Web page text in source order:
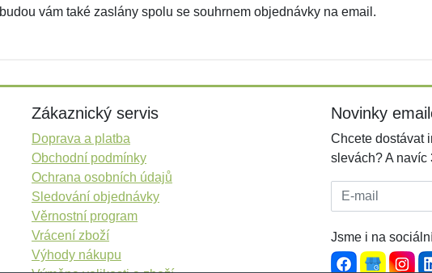
vám také zaslány spolu se souhrnem objednávky na email.
Zákaznický servis
Doprava a platba
Obchodní podmínky
Ochrana osobních údajů
Sledování objednávky
Věrnostní program
Vrácení zboží
Výhody nákupu
Novinky
Chcete dostávat
slevách? A navíc
E-mail:
Jsme i na